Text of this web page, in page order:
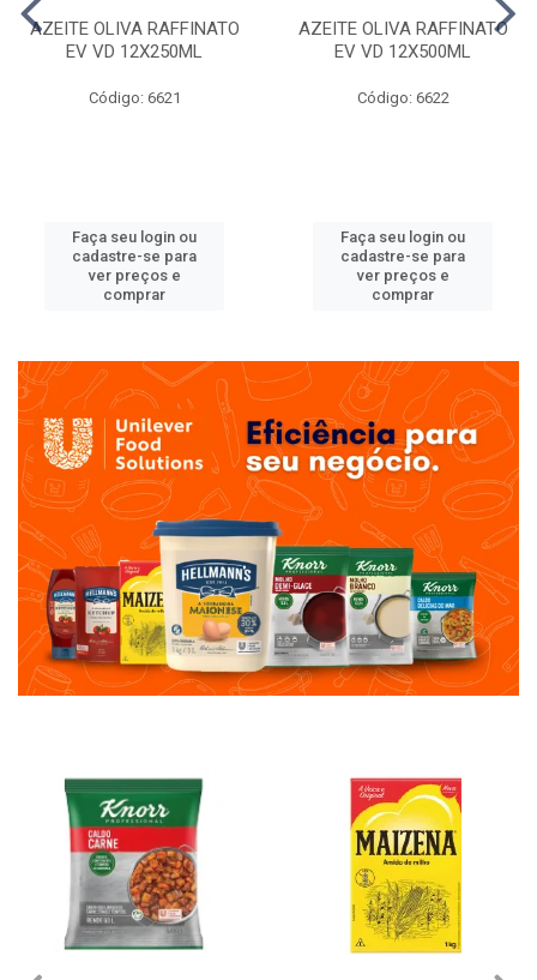
AZEITE OLIVA RAFFINATO
EV VD 12X250ML
Código: 6621
Faça seu login ou
cadastre-se para
ver preços e
comprar
AZEITE OLIVA RAFFINATO
EV VD 12X500ML
Código: 6622
Faça seu login ou
cadastre-se para
ver preços e
comprar